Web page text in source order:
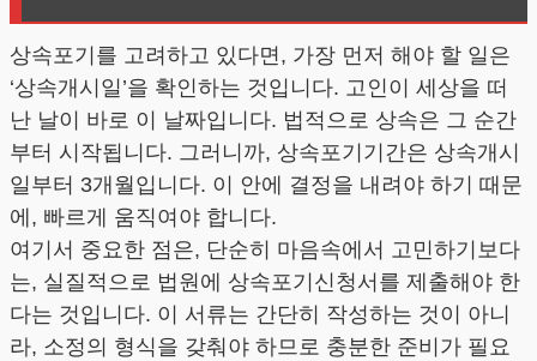
상속포기를 고려하고 있다면, 가장 먼저 해야 할 일은
‘상속개시일’을 확인하는 것입니다. 고인이 세상을 떠
난 날이 바로 이 날짜입니다. 법적으로 상속은 그 순간
부터 시작됩니다. 그러니까, 상속포기기간은 상속개시
일부터 3개월입니다. 이 안에 결정을 내려야 하기 때문
에, 빠르게 움직여야 합니다.
여기서 중요한 점은, 단순히 마음속에서 고민하기보다
는, 실질적으로 법원에 상속포기신청서를 제출해야 한
다는 것입니다. 이 서류는 간단히 작성하는 것이 아니
라, 소정의 형식을 갖춰야 하므로 충분한 준비가 필요